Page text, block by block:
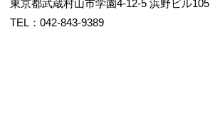
東京都武蔵村山市学園4-12-5 浜野ビル105
TEL：042-843-9389